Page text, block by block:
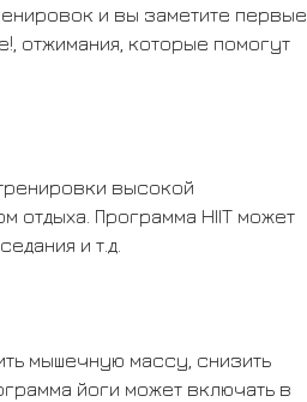
и вы заметите первые
отжимания, которые помогут
высокой
отдыха. Программа HIIT может
и т.д.
мышечную массу, снизить
йоги может включать в